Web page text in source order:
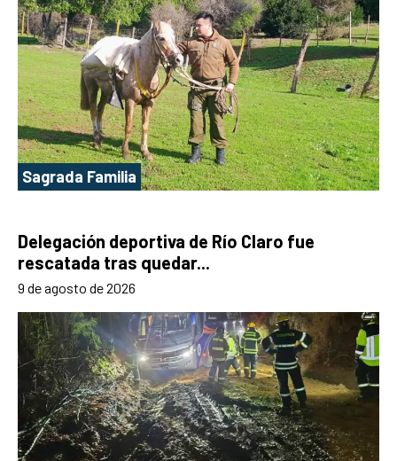
Sagrada Familia
Delegación deportiva de Río Claro fue
rescatada tras quedar...
9 de agosto de 2026